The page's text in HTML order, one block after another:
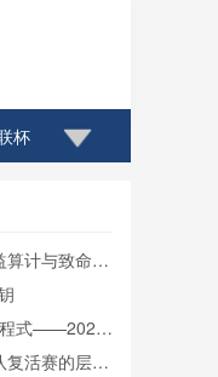
杯
算计与致命陷
程式——2026
活赛的层级